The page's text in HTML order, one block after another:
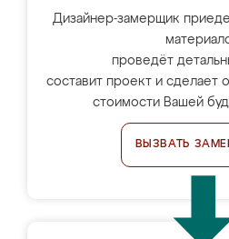
Дизайнер-замерщик
проведёт
составит проект и сделает
стоимости Вашей
ВЫЗВАТЬ